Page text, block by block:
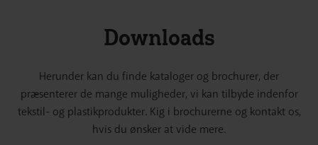
Downloads
Herunder kan du finde kataloger og brochurer, der
præsenterer de mange muligheder, vi kan tilbyde indenfor
tekstil- og plastikprodukter. Kig i brochurerne og kontakt os,
hvis du ønsker at vide mere.